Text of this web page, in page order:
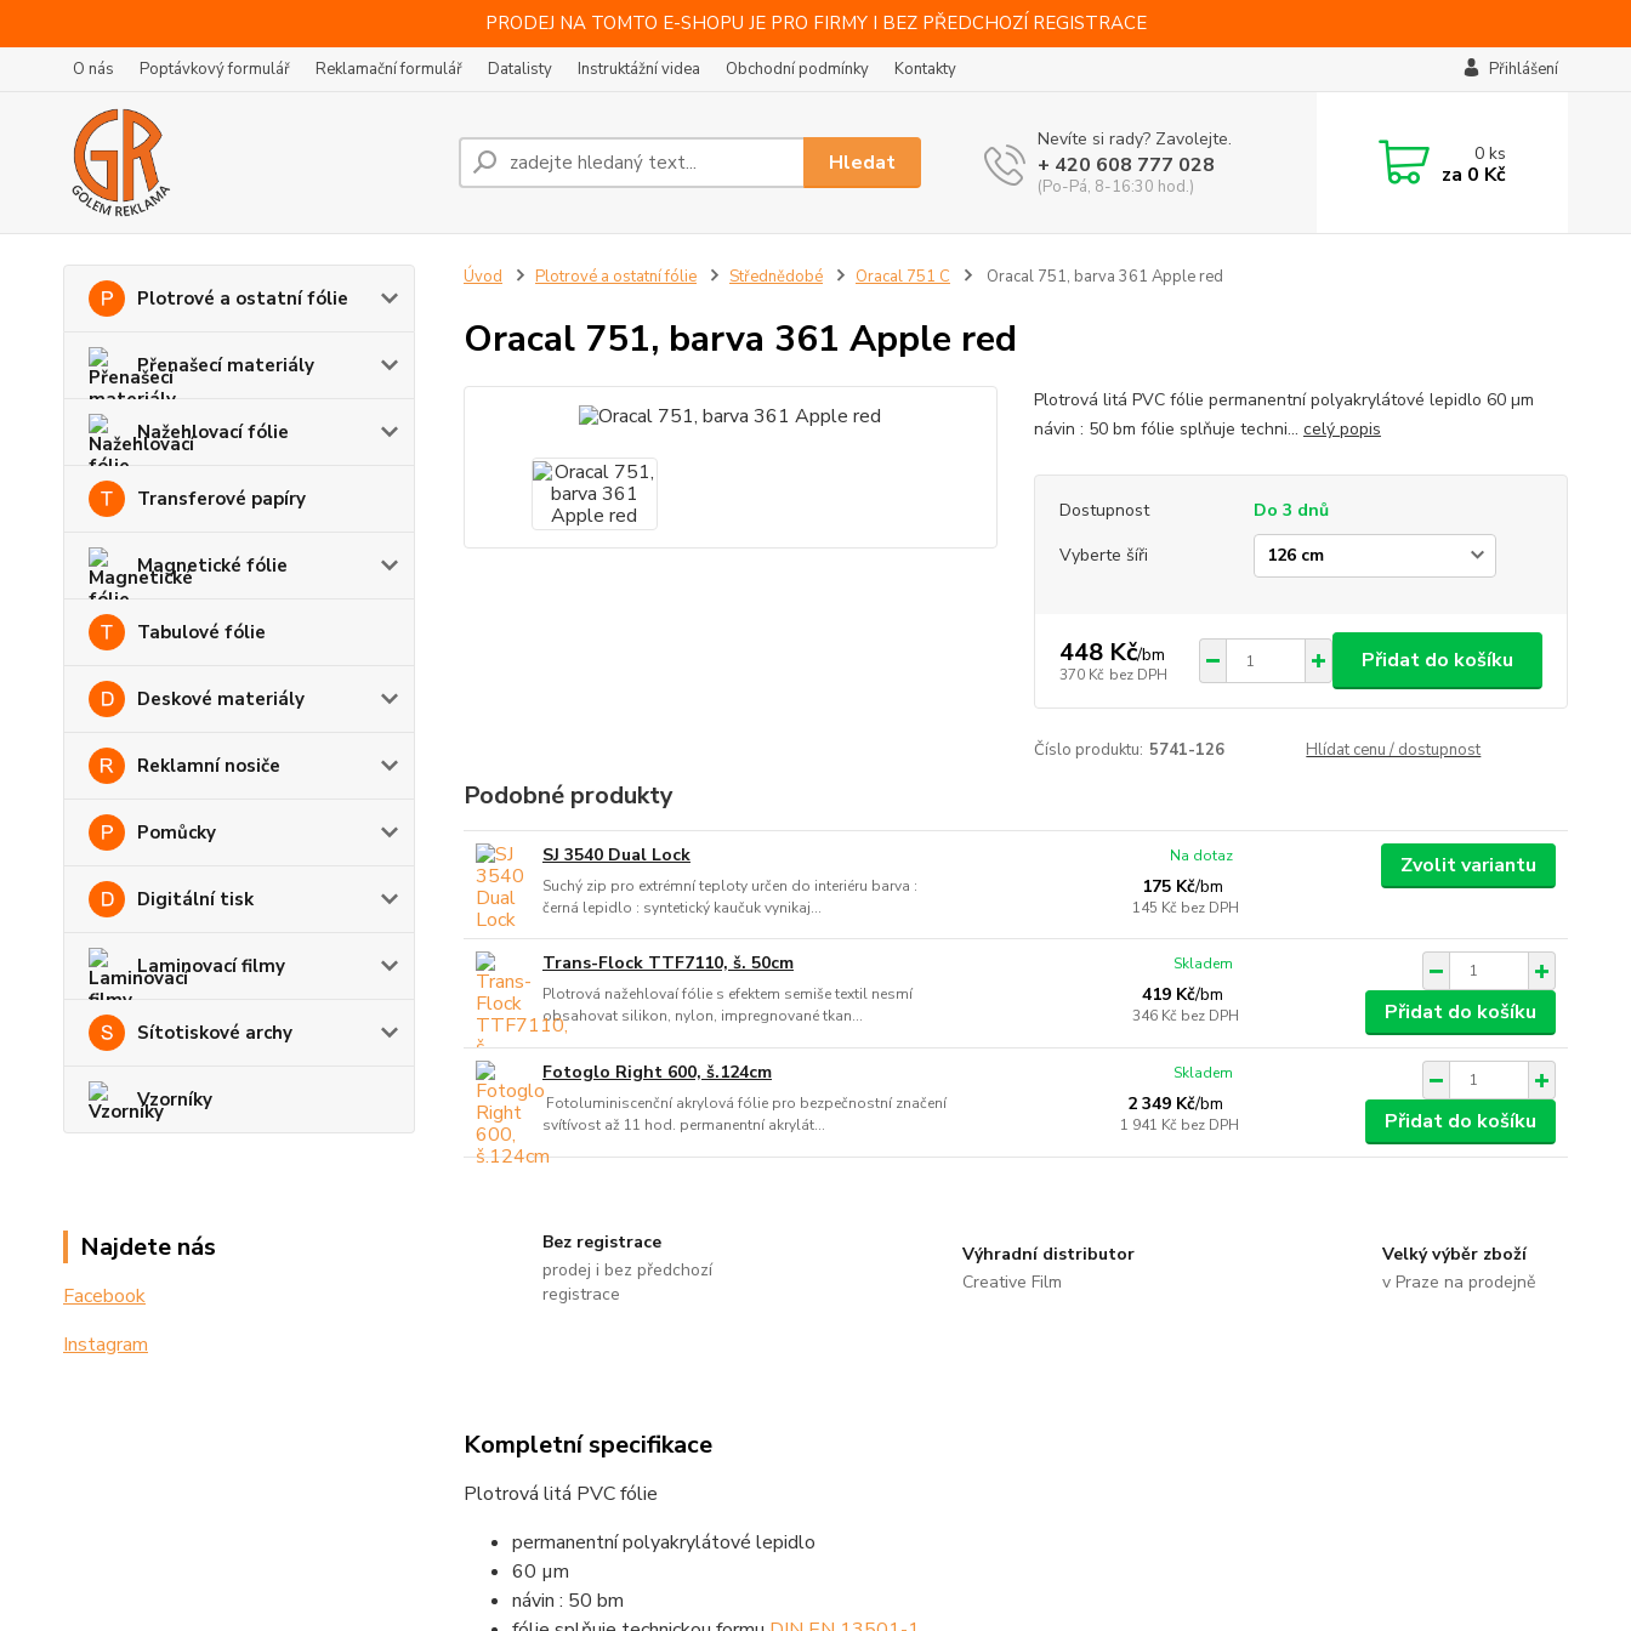
PRODEJ NA TOMTO E-SHOPU JE PRO FIRMY I BEZ PŘEDCHOZÍ REGISTRACE
O nás Poptávkový formulář Reklamační formulář Datalisty Instruktážní videa Obchodní podmínky Kontakty Přihlášení
Hledat
Nevíte si rady? Zavolejte.
+ 420 608 777 028
(Po-Pá, 8-16:30 hod.)
0ks
za 0 Kč
Plotrové a ostatní fólie
Přenašecí materiály
Nažehlovací fólie
Transferové papíry
Magnetické fólie
Tabulové fólie
Deskové materiály
Reklamní nosiče
Pomůcky
Digitální tisk
Laminovací filmy
Sítotiskové archy
Vzorníky
Najdete nás
Facebook
Instagram
Úvod Plotrové a ostatní fólie Střednědobé Oracal 751 C Oracal 751, barva 361 Apple red
Oracal 751, barva 361 Apple red
Plotrová litá PVC fólie permanentní polyakrylátové lepidlo 60 µm
návin : 50 bm fólie splňuje techni... celý popis
Dostupnost
Do 3 dnů
Vyberte šíři
448 Kč/bm
370 Kč bez DPH
Přidat do košíku
Číslo produktu: 5741-126 Hlídat cenu / dostupnost
Podobné produkty
SJ 3540 Dual Lock
Suchý zip pro extrémní teploty určen do interiéru barva :
černá lepidlo : syntetický kaučuk vynikaj...
175 Kč/bm
145 Kč bez DPH
Na dotaz Zvolit variantu
Trans-Flock TTF7110, š. 50cm
Plotrová nažehlovaí fólie s efektem semiše textil nesmí
obsahovat silikon, nylon, impregnované tkan...
419 Kč/bm
346 Kč bez DPH
Skladem
Přidat do košíku
Fotoglo Right 600, š.124cm
Fotoluminiscenční akrylová fólie pro bezpečnostní značení
svítívost až 11 hod. permanentní akrylát...
2 349 Kč/bm
1 941 Kč bez DPH
Skladem
Přidat do košíku
Bez registrace
prodej i bez předchozí
registrace
Výhradní distributor
Creative Film
Velký výběr zboží
v Praze na prodejně
Kompletní specifikace
Plotrová litá PVC fólie
permanentní polyakrylátové lepidlo
60 µm
návin : 50 bm